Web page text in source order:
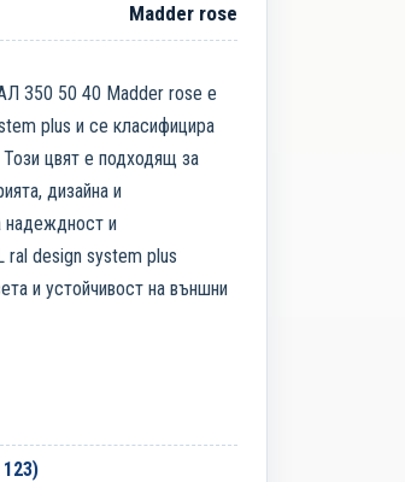
Madder rose
350 50 40 Madder rose е
plus и се класифицира
цвят е подходящ за
дизайна и
надеждност и
ral design system plus
и устойчивост на външни